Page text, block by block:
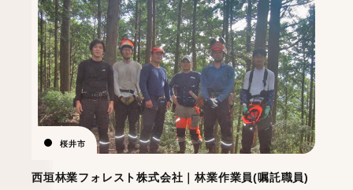
桜井市
西垣林業フォレスト株式会社｜林業作業員(嘱託職員)